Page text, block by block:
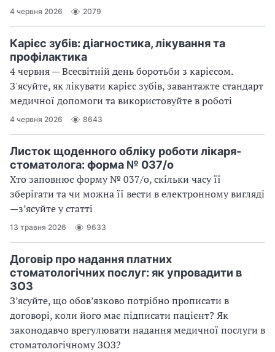
4 червня 2026 2079
Карієс зубів: діагностика, лікування та
профілактика
4 червня — Всесвітній день боротьби з карієсом.
З'ясуйте, як лікувати карієс зубів, завантажте стандарт
медичної допомоги та використовуйте в роботі
4 червня 2026 8643
Листок щоденного обліку роботи лікаря-
стоматолога: форма № 037/о
Хто заповнює форму № 037/о, скільки часу її
зберігати та чи можна її вести в електронному вигляді
—з’ясуйте у статті
13 травня 2026 9633
Договір про надання платних
стоматологічних послуг: як упровадити в
ЗОЗ
З’ясуйте, що обов’язково потрібно прописати в
договорі, коли його має підписати пацієнт? Як
законодавчо врегулювати надання медичної послуги в
стоматологічному ЗОЗ?